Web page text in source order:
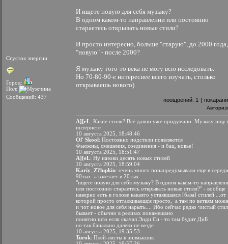
Сгусток энергии
Город:
Пол:
Сообщений: 437
И ищете новую для себя музыку?
В одном каком-то направлении или постоянно
стараетесь открывать новые стили?
И просто интересно, больше "старую", до 2000
"новую" - после 2000?
Я музыку того-то века не могу всю исследовать.
Но 70-80-90-е интереснее всего изучать, столько
открываешь нового)
поощрений: 1 |
A][eL: Какие стили? Всё давно уже придумано. Музыку ищу
интернете
10 августа 2025, 18:48:46
Ol' Skool: Постоянно подстили появляются
Фьюжны, смешения, соединения - и бац, новье!
10 августа 2025, 18:51:47
A][eL: Ну назови десять новых стилей
10 августа 2025, 18:59:04
Kariy_Z?lupkin: очень много понапредумывали еще в
90тых .а взлетает в 20тых
"ищете новую для себя музыку? В одном каком-то
или постоянно стараетесь открывать новые стили?" - вообще
наверно есть в голове какаято устаявшаяся [база] стилей ...от
которой просто отталкиваешся просто, а там по ветвям
и чот новое для себя нарыть.... Ибо сейчас редко чистый
бывает - обычно в релизах понамешано
понятно што если скачал Энди Си - то там будит ДнБ
но так банально далеко не везде
10 августа 2025, 19:35:53
Turok: Плей-листы в эплмьюзик